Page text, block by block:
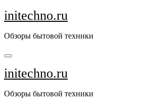
Перейти
к
initechno.ru
Обзоры бытовой техники
initechno.ru
Обзоры бытовой техники